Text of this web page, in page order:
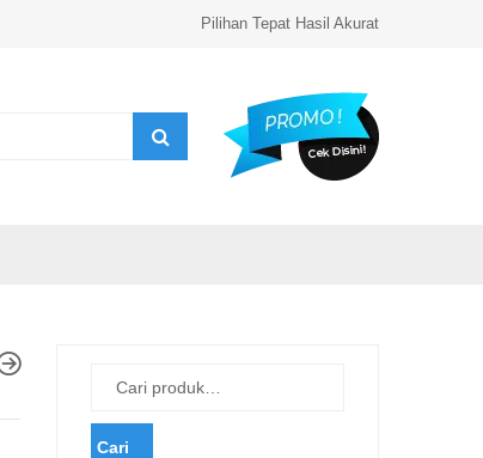
Pilihan Tepat Hasil Akurat
Cari